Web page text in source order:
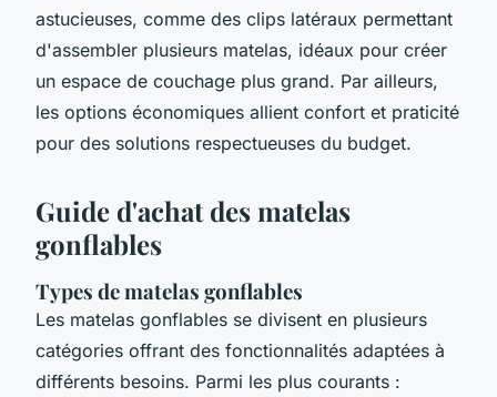
astucieuses, comme des clips latéraux permettant
d'assembler plusieurs matelas, idéaux pour créer
un espace de couchage plus grand. Par ailleurs,
les options économiques allient confort et praticité
pour des solutions respectueuses du budget.
Guide d'achat des matelas
gonflables
Types de matelas gonflables
Les matelas gonflables se divisent en plusieurs
catégories offrant des fonctionnalités adaptées à
différents besoins. Parmi les plus courants :